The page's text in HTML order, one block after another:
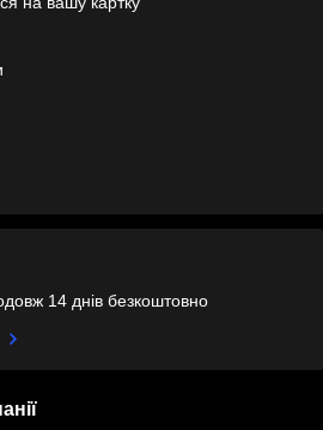
14 днів безкоштовно